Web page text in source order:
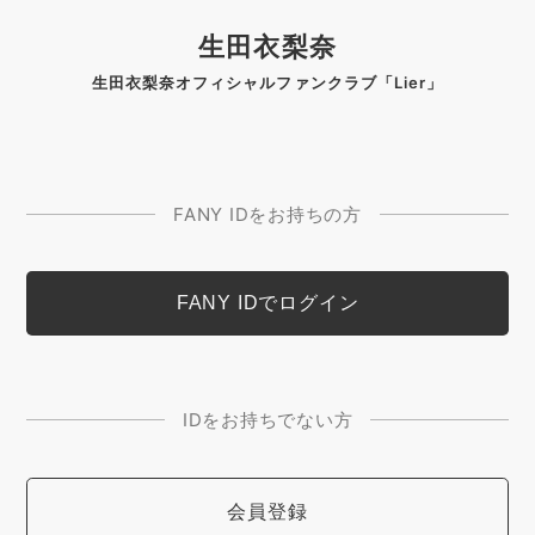
生田衣梨奈
生田衣梨奈オフィシャルファンクラブ「Lier」
FANY IDをお持ちの方
IDをお持ちでない方
会員登録